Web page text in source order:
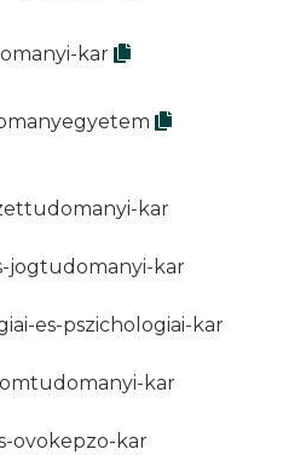
kar
kar
jogtudomanyi-kar
es-pszichologiai-kar
kar
ovokepzo-kar